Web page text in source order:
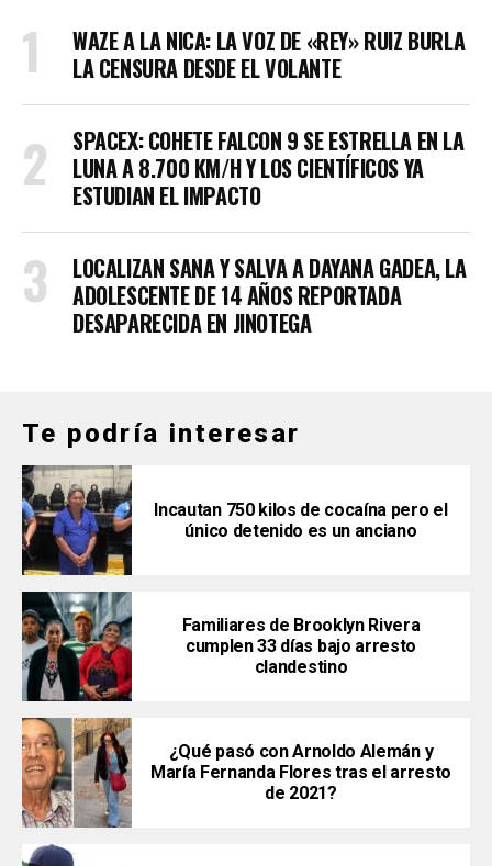
WAZE A LA NICA: LA VOZ DE «REY» RUIZ BURLA
LA CENSURA DESDE EL VOLANTE
SPACEX: COHETE FALCON 9 SE ESTRELLA EN LA
LUNA A 8.700 KM/H Y LOS CIENTÍFICOS YA
ESTUDIAN EL IMPACTO
LOCALIZAN SANA Y SALVA A DAYANA GADEA, LA
ADOLESCENTE DE 14 AÑOS REPORTADA
DESAPARECIDA EN JINOTEGA
Te podría interesar
Incautan 750 kilos de cocaína pero el
único detenido es un anciano
Familiares de Brooklyn Rivera
cumplen 33 días bajo arresto
clandestino
¿Qué pasó con Arnoldo Alemán y
María Fernanda Flores tras el arresto
de 2021?